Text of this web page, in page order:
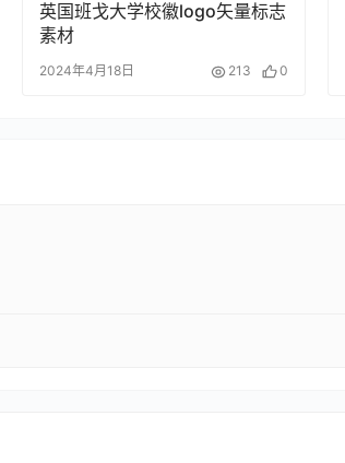
英国班戈大学校徽logo矢量标志
素材
2024年4月18日 213 0